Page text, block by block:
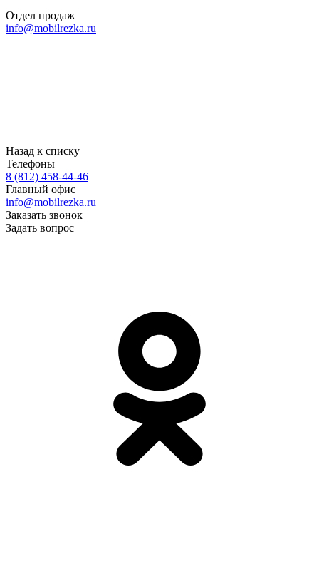
Отдел продаж
info@mobilrezka.ru
Назад к списку
Телефоны
8 (812) 458-44-46
Главный офис
info@mobilrezka.ru
Заказать звонок
Задать вопрос